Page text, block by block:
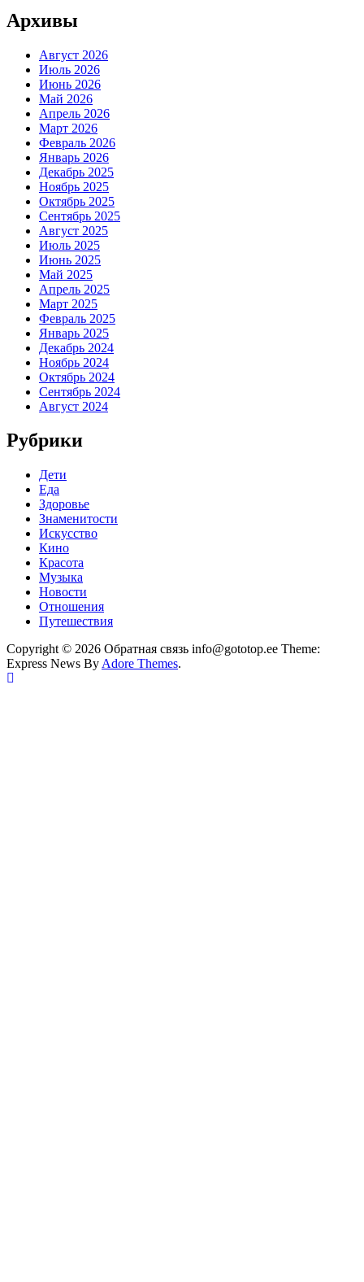
Архивы
Август 2026
Июль 2026
Июнь 2026
Май 2026
Апрель 2026
Март 2026
Февраль 2026
Январь 2026
Декабрь 2025
Ноябрь 2025
Октябрь 2025
Сентябрь 2025
Август 2025
Июль 2025
Июнь 2025
Май 2025
Апрель 2025
Март 2025
Февраль 2025
Январь 2025
Декабрь 2024
Ноябрь 2024
Октябрь 2024
Сентябрь 2024
Август 2024
Рубрики
Дети
Еда
Здоровье
Знаменитости
Искусство
Кино
Красота
Музыка
Новости
Отношения
Путешествия
Copyright © 2026 Обратная связь info@gototop.ee Theme:
Express News By Adore Themes.